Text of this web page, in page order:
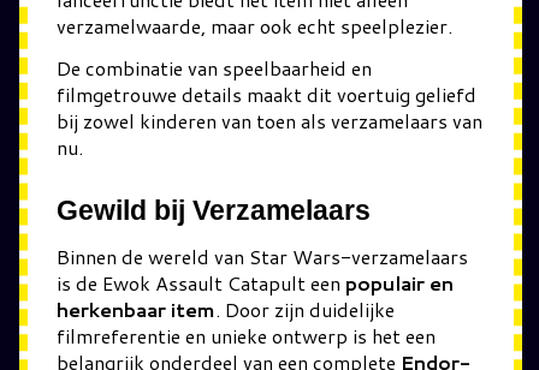
verzamelwaarde, maar ook echt speelplezier.
De combinatie van speelbaarheid en
filmgetrouwe details maakt dit voertuig geliefd
bij zowel kinderen van toen als verzamelaars van
nu.
Gewild bij Verzamelaars
Binnen de wereld van Star Wars-verzamelaars
is de Ewok Assault Catapult een populair en
herkenbaar item. Door zijn duidelijke
filmreferentie en unieke ontwerp is het een
belangrijk onderdeel van een complete Endor-